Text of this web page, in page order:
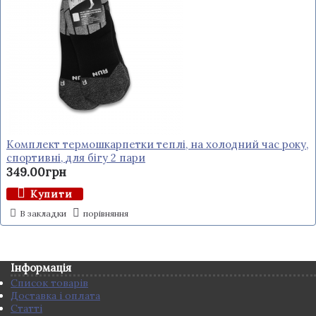
Комплект термошкарпетки теплі, на холодний час року,
спортивні, для бігу 2 пари
349.00грн
Купити
В закладки порівняння
Інформація
Список товарів
Доставка і оплата
Статті